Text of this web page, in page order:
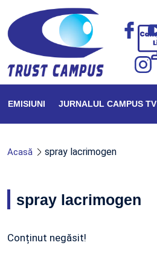
EMISIUNI JURNALUL CAMPUS TV
Acasă spray lacrimogen
spray lacrimogen
Conținut negăsit!